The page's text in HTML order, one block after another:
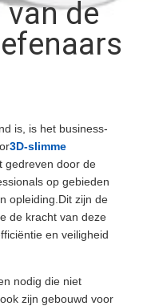
de
is, is het business-
3D-slimme
gedreven door de
op gebieden
opleiding.Dit zijn de
de kracht van deze
en veiligheid
nodig die niet
zijn gebouwd voor